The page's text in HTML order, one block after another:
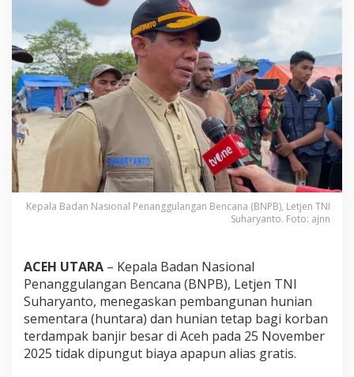
g
a
s
k
a
b
a
n
g
n
H
u
n
t
a
a
Kepala Badan Nasional Penanggulangan Bencana (BNPB), Letjen TNI
Suharyanto. Foto: ajnn
ACEH UTARA – Kepala Badan Nasional
Penanggulangan Bencana (BNPB), Letjen TNI
Suharyanto, menegaskan pembangunan hunian
sementara (huntara) dan hunian tetap bagi korban
terdampak banjir besar di Aceh pada 25 November
2025 tidak dipungut biaya apapun alias gratis.